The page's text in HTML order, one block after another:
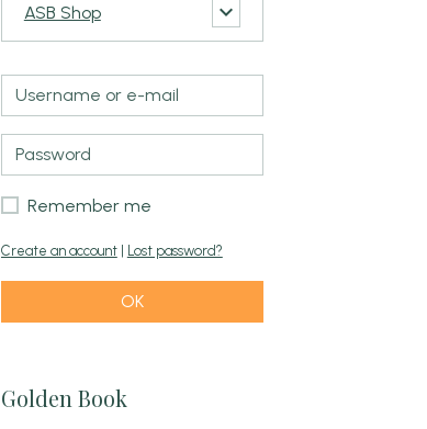
ASB Shop
Remember me
Create an account| Lost password?
OK
Golden Book